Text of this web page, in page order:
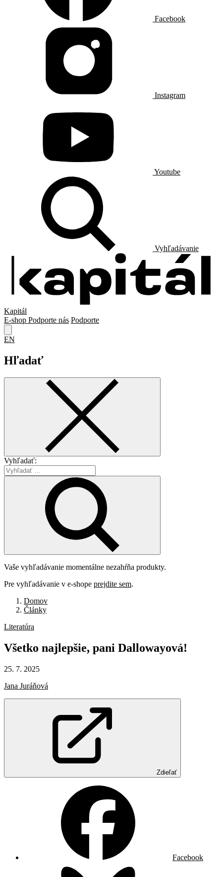
Facebook
Instagram
Youtube
Vyhľadávanie
Kapitál
E-shop Podporte nás Podporte
EN
Hľadať
Vyhľadať:
Vaše vyhľadávanie momentálne nezahŕňa produkty.
Pre vyhľadávanie v e-shope prejdite sem.
Domov
Články
Literatúra
Všetko najlepšie, pani Dallowayová!
25. 7. 2025
Jana Juráňová
Zdieľať
Facebook